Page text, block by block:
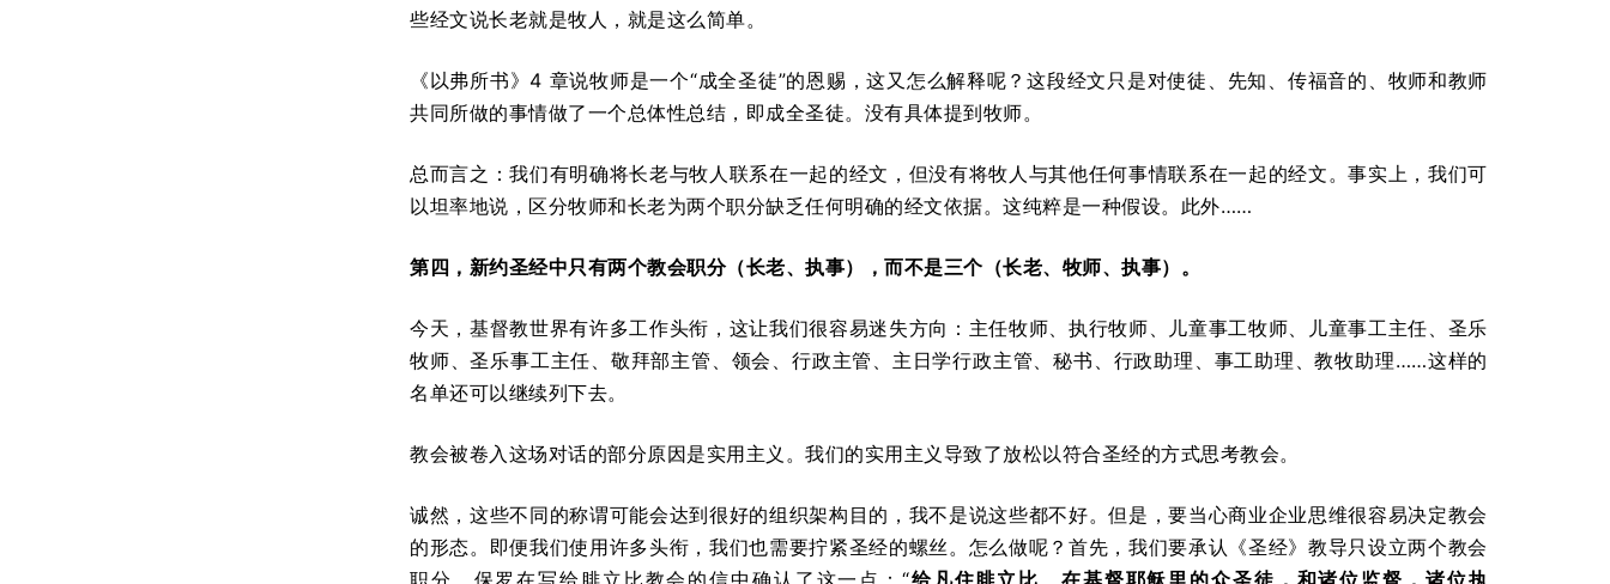
些经文说长老就是牧人，就是这么简单。
《以弗所书》4 章说牧师是一个“成全圣徒”的恩赐，这又怎么解释呢？这段经文只是对使徒、先知、传福音的、牧师和教师
共同所做的事情做了一个总体性总结，即成全圣徒。没有具体提到牧师。
总而言之：我们有明确将长老与牧人联系在一起的经文，但没有将牧人与其他任何事情联系在一起的经文。事实上，我们可
以坦率地说，区分牧师和长老为两个职分缺乏任何明确的经文依据。这纯粹是一种假设。此外……
第四，新约圣经中只有两个教会职分（长老、执事），而不是三个（长老、牧师、执事）。
今天，基督教世界有许多工作头衔，这让我们很容易迷失方向：主任牧师、执行牧师、儿童事工牧师、儿童事工主任、圣乐
牧师、圣乐事工主任、敬拜部主管、领会、行政主管、主日学行政主管、秘书、行政助理、事工助理、教牧助理……这样的
名单还可以继续列下去。
教会被卷入这场对话的部分原因是实用主义。我们的实用主义导致了放松以符合圣经的方式思考教会。
诚然，这些不同的称谓可能会达到很好的组织架构目的，我不是说这些都不好。但是，要当心商业企业思维很容易决定教会
的形态。即便我们使用许多头衔，我们也需要拧紧圣经的螺丝。怎么做呢？首先，我们要承认《圣经》教导只设立两个教会
职分。保罗在写给腓立比教会的信中确认了这一点：“给凡住腓立比、在基督耶稣里的众圣徒，和诸位监督，诸位执